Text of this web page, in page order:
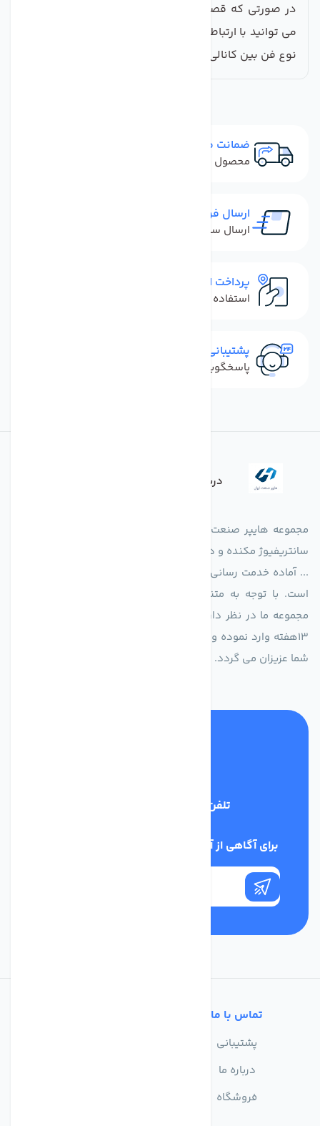
در صورتی که قصد خرید انواع فن بین کانالی را داشتید
می توانید با ارتباط با کارشناسان فنی این مجموعه بهترین
نوع فن بین کانالی را از لحاظ قیمت و کیفیت تهیه کنید.
ضمانت مرجوعی
محصول نباید آسیب دیده باشد
ارسال فوری
ارسال سفارش در کمترین زمان ممکن
پرداخت امن
استفاده از روش‌های پرداخت امن
پشتیبانی سریع
پاسخگویی سریع به تماس‌ها و پیام‌ها
درباره فروشگاه
مجموعه هایپر صنعت ایران در امر تولید و واردات انواع فن های
سانتریفیوژ مکنده و دمنده آکسیال، سقفی، بین کانالی، مرغداری و
... آماده خدمت رسانی به شرکت های تولیدی، صنعتی و ساختمانی
است. با توجه به متنوع بودن فن های تولیدی کمپانی اروپایی
مجموعه ما در نظر دارد کالاهای تخصصی شما عزیزان رو در صرف
13هفته وارد نموده و این عمر باعث صرفه جویی در هزینه و زمان
شما عزیزان می گردد.
تلفن پشتیبانی
برای آگاهی از آخرین اخبار در خبرنامه ما عضو شوید
تماس با ما
پشتیبانی
درباره ما
فروشگاه